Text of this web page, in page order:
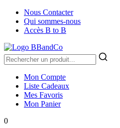
Nous Contacter
Qui sommes-nous
Accès B to B
Mon Compte
Liste Cadeaux
Mes Favoris
Mon Panier
0